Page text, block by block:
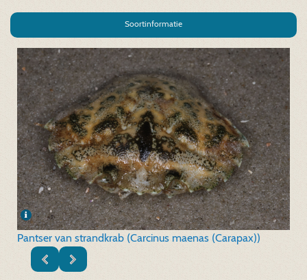
Soortinformatie
Pantser van strandkrab (Carcinus maenas (Carapax))